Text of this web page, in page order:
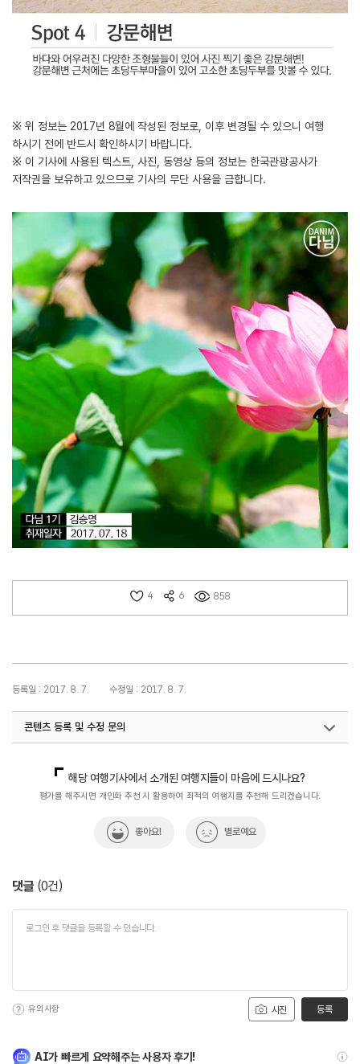
※ 위 정보는 2017년 8월에 작성된 정보로, 이후 변경될 수 있으니 여행
하시기 전에 반드시 확인하시기 바랍니다.
※ 이 기사에 사용된 텍스트, 사진, 동영상 등의 정보는 한국관광공사가
저작권을 보유하고 있으므로 기사의 무단 사용을 금합니다.
4 6 858
등록일 : 2017. 8. 7. 수정일 : 2017. 8. 7.
콘텐츠 등록 및 수정 문의
해당 여행기사에서 소개된 여행지들이 마음에 드시나요?
평가를 해주시면 개인화 추천 시 활용하여 최적의 여행지를 추천해 드리겠습니다.
좋아요! 별로예요
댓글 (0건)
사진
유의사항 등록
AI가 빠르게 요약해주는 사용자 후기!